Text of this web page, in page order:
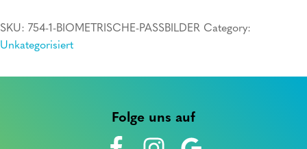
6
biometrische
SKU: 754-1-BIOMETRISCHE-PASSBILDER Category:
Unkategorisiert
Folge uns auf